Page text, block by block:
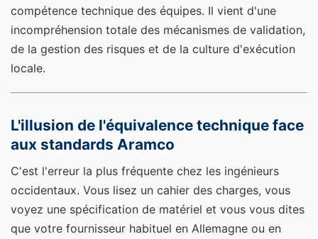
compétence technique des équipes. Il vient d'une
incompréhension totale des mécanismes de validation,
de la gestion des risques et de la culture d'exécution
locale.
L'illusion de l'équivalence technique face
aux standards Aramco
C'est l'erreur la plus fréquente chez les ingénieurs
occidentaux. Vous lisez un cahier des charges, vous
voyez une spécification de matériel et vous vous dites
que votre fournisseur habituel en Allemagne ou en